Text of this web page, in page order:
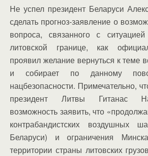
Не успел президент Беларуси
сделать прогноз-заявление о
вопроса, связанного с
литовской границе, как
проявил желание вернуться к теме
и собирает по данному
нацбезопасности. Примечательно,
президент Литвы Гитанас
возможность заявить, что
контрабандистских воздушных
Беларуси) и ограничения
территории страны литовских